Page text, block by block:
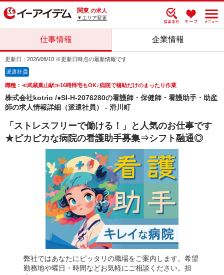
関東 の求人
▼エリア変更
仕事情報 企業情報
更新日：2026/08/10 ※更新日時点の最新情報です
派遣社員
職種：≪武蔵嵐山駅≫16時帰宅もOK♪病院で補助だけのまったり作業
株式会社kotrio /●SI-H-2076280の看護師・保健師・看護助手・助産
師の求人情報詳細（派遣社員） - 滑川町
「ストレスフリーで働ける！」と人気のお仕事です
★ピカピカな病院の看護助手募集⇒シフト融通◎
弊社ではあなたにピッタリの職場をご案内します。希望
勤務地や曜日・時間などお気軽にご相談ください。担